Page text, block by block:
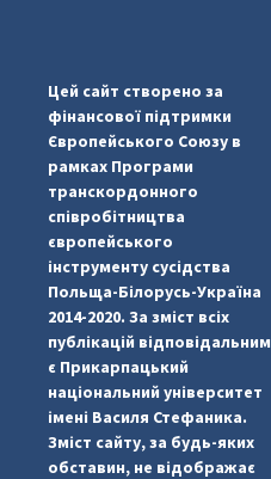
Цей сайт створено за
фінансової підтримки
Європейського Союзу в
рамках Програми
транскордонного
співробітництва
європейського
інструменту сусідства
Польща-Білорусь-Україна
2014-2020. За зміст всіх
публікацій відповідальним
є Прикарпацький
національний університет
імені Василя Стефаника.
Зміст сайту, за будь-яких
обставин, не відображає